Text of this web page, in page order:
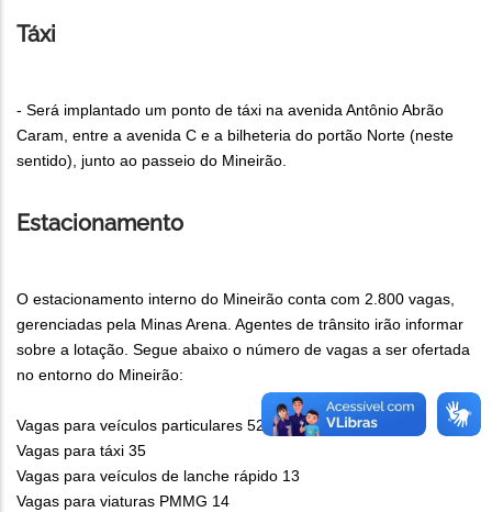
Táxi
- Será implantado um ponto de táxi na avenida Antônio Abrão
Caram, entre a avenida C e a bilheteria do portão Norte (neste
sentido), junto ao passeio do Mineirão.
Estacionamento
O estacionamento interno do Mineirão conta com 2.800 vagas,
gerenciadas pela Minas Arena. Agentes de trânsito irão informar
sobre a lotação. Segue abaixo o número de vagas a ser ofertada
no entorno do Mineirão:
Vagas para veículos particulares 522
Vagas para táxi 35
Vagas para veículos de lanche rápido 13
Vagas para viaturas PMMG 14